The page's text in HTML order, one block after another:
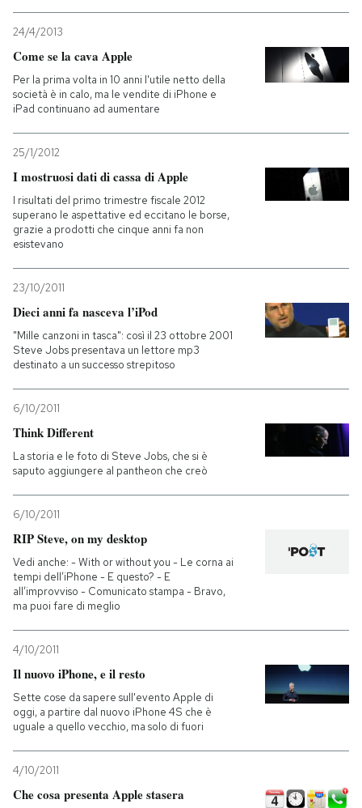
24/4/2013
Come se la cava Apple
Per la prima volta in 10 anni l'utile netto della
società è in calo, ma le vendite di iPhone e
iPad continuano ad aumentare
25/1/2012
I mostruosi dati di cassa di Apple
I risultati del primo trimestre fiscale 2012
superano le aspettative ed eccitano le borse,
grazie a prodotti che cinque anni fa non
esistevano
23/10/2011
Dieci anni fa nasceva l’iPod
"Mille canzoni in tasca": così il 23 ottobre 2001
Steve Jobs presentava un lettore mp3
destinato a un successo strepitoso
6/10/2011
Think Different
La storia e le foto di Steve Jobs, che si è
saputo aggiungere al pantheon che creò
6/10/2011
RIP Steve, on my desktop
Vedi anche: - With or without you - Le corna ai
tempi dell’iPhone - E questo? - E
all’improvviso - Comunicato stampa - Bravo,
ma puoi fare di meglio
4/10/2011
Il nuovo iPhone, e il resto
Sette cose da sapere sull'evento Apple di
oggi, a partire dal nuovo iPhone 4S che è
uguale a quello vecchio, ma solo di fuori
4/10/2011
Che cosa presenta Apple stasera